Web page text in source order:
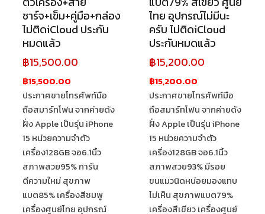
ชาร์จ+เข็ม+คู่มือ+กล่อง
ไม่ติดiCloud ประกัน
หมดแล้ว
฿15,500.00
฿15,500.00
ประกาศขายโทรศัพท์มือ
ถือสมาร์ทโฟน จากค่ายดัง
ฝั่ง Apple เป็นรุ่น iPhone
15 หน่วยความจำตัว
เครื่อง128GB จอ6.1นิ้ว
สภาพสวย95% การัน
ตีความใหม่ สุขภาพ
แบต85% เครื่องสีชมพู
เครื่องศูนย์ไทย อุปกรณ์
ไทย อุปกรณ์ไม่มีนะ
ครับ ไม่ติดiCloud
ประกันหมดแล้ว
฿15,200.00
฿15,200.00
ประกาศขายโทรศัพท์มือ
ถือสมาร์ทโฟน จากค่ายดัง
ฝั่ง Apple เป็นรุ่น iPhone
15 หน่วยความจำตัว
เครื่อง128GB จอ6.1นิ้ว
สภาพสวย93% มีรอย
ขนแมวนิดหน่อยมองแทบ
ไม่เห็น สุขภาพแบต79%
เครื่องสีเขียว เครื่องศูนย์